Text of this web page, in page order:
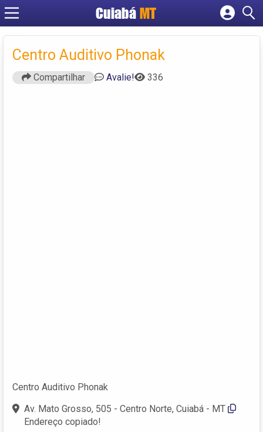
Cuiabá MT
Cadastrar empresa
Criar conta
Centro Auditivo Phonak
Compartilhar Avalie! 336
Centro Auditivo Phonak
Av. Mato Grosso, 505 - Centro Norte, Cuiabá - MT
Endereço copiado!